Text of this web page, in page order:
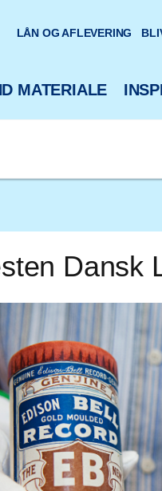
MATERIALE
LÅN OG AFLEVERING
Dansk